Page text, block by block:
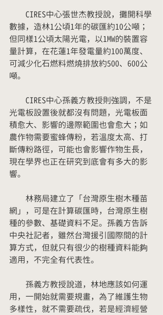
CIRES中心張世杰教授說，攤開科學
數據，造林1公頃1年的碳匯約10公噸；
但同樣1公頃太陽光電，以1MW的裝置容
量計算，在花蓮1年發電量約100萬度、
可減少化石燃料燃燒排放約500、600公
噸。
CIRES中心孫義方教授則強調，不是
光電板設置後就都沒有問題，光電板面
積愈大、影響的邊際範圍也會愈大；如
農作物需要蜜蜂傳粉，若溫度太高、打
斷傳粉路徑，可能也會影響作物生長，
現在學界也正在研究到底會有多大的影
響。
林務局建立了「台灣原生樹木種苗
網」，可是在計算碳匯時，台灣原生樹
種的參數、基礎資料不足。孫義方告訴
中央社記者，雖然台灣援引國際間的計
算方式，但就只有很少的樹種資料能夠
適用，不完全有代表性。
孫義方教授說道，林地應該如何運
用，一開始就需要規畫，為了維護生物
多樣性，就不需要疏伐，若是經濟經營